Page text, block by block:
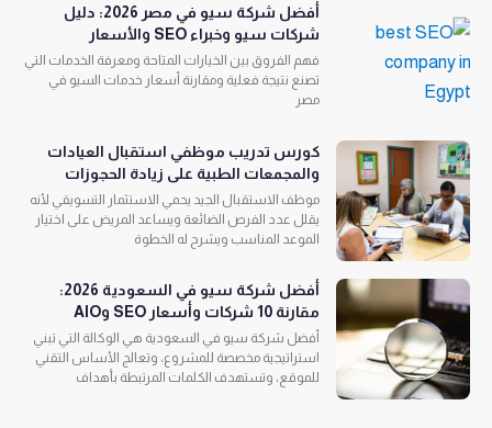
أفضل شركة سيو في مصر 2026: دليل
شركات سيو وخبراء SEO والأسعار
فهم الفروق بين الخيارات المتاحة ومعرفة الخدمات التي
تصنع نتيجة فعلية ومقارنة أسعار خدمات السيو في
مصر
كورس تدريب موظفي استقبال العيادات
والمجمعات الطبية على زيادة الحجوزات
موظف الاستقبال الجيد يحمي الاستثمار التسويقي لأنه
يقلل عدد الفرص الضائعة ويساعد المريض على اختيار
الموعد المناسب ويشرح له الخطوة
أفضل شركة سيو في السعودية 2026:
مقارنة 10 شركات وأسعار SEO وAIO
أفضل شركة سيو في السعودية هي الوكالة التي تبني
استراتيجية مخصصة للمشروع، وتعالج الأساس التقني
للموقع، وتستهدف الكلمات المرتبطة بأهداف